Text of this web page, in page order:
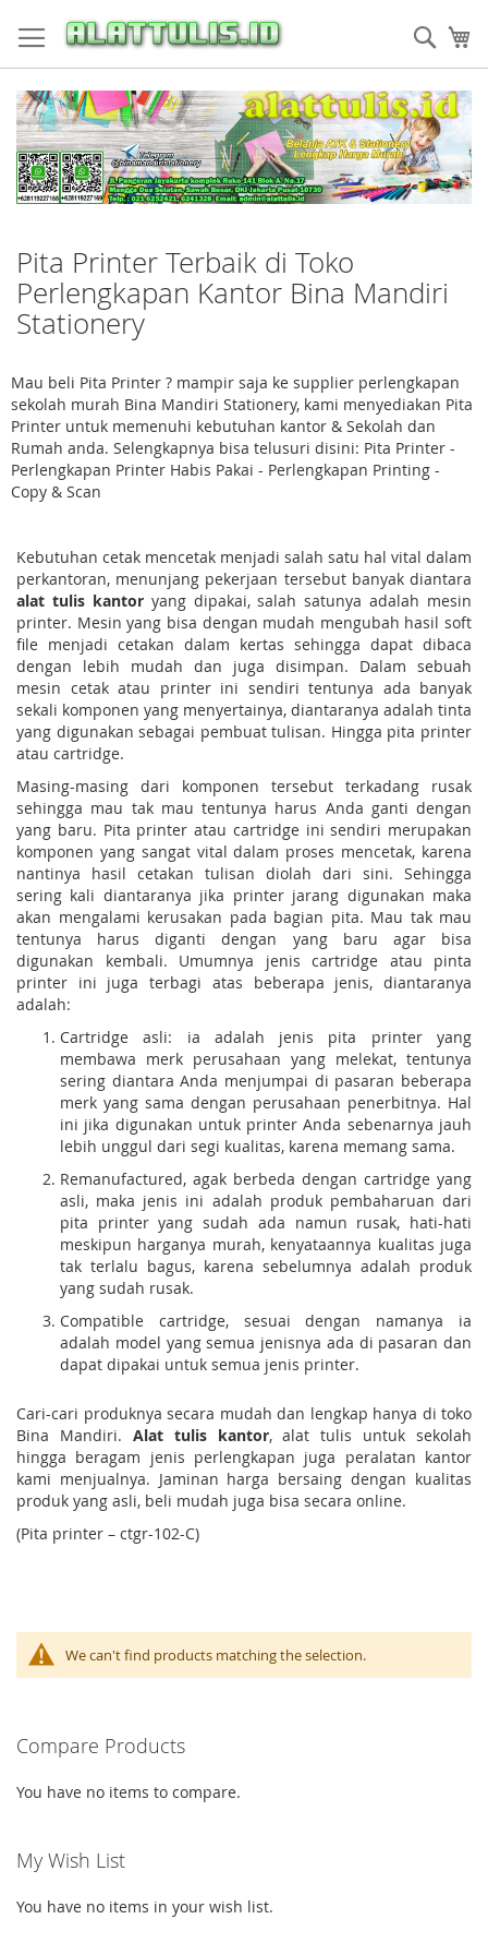
to
Content
Pita Printer Terbaik di Toko
Perlengkapan Kantor Bina Mandiri
Stationery
Mau beli Pita Printer ? mampir saja ke supplier perlengkapan
sekolah murah Bina Mandiri Stationery, kami menyediakan Pita
Printer untuk memenuhi kebutuhan kantor & Sekolah dan
Rumah anda. Selengkapnya bisa telusuri disini: Pita Printer -
Perlengkapan Printer Habis Pakai - Perlengkapan Printing -
Copy & Scan
Kebutuhan cetak mencetak menjadi salah satu hal vital dalam
perkantoran, menunjang pekerjaan tersebut banyak diantara
alat tulis kantoryang dipakai, salah satunya adalah mesin
printer. Mesin yang bisa dengan mudah mengubah hasil soft
file menjadi cetakan dalam kertas sehingga dapat dibaca
dengan lebih mudah dan juga disimpan. Dalam sebuah
mesin cetak atau printer ini sendiri tentunya ada banyak
sekali komponen yang menyertainya, diantaranya adalah tinta
yang digunakan sebagai pembuat tulisan. Hingga pita printer
atau cartridge.
Masing-masing dari komponen tersebut terkadang rusak
sehingga mau tak mau tentunya harus Anda ganti dengan
yang baru. Pita printer atau cartridge ini sendiri merupakan
komponen yang sangat vital dalam proses mencetak, karena
nantinya hasil cetakan tulisan diolah dari sini. Sehingga
sering kali diantaranya jika printer jarang digunakan maka
akan mengalami kerusakan pada bagian pita. Mau tak mau
tentunya harus diganti dengan yang baru agar bisa
digunakan kembali. Umumnya jenis cartridge atau pinta
printer ini juga terbagi atas beberapa jenis, diantaranya
adalah:
Cartridge asli: ia adalah jenis pita printer yang
membawa merk perusahaan yang melekat, tentunya
sering diantara Anda menjumpai di pasaran beberapa
merk yang sama dengan perusahaan penerbitnya. Hal
ini jika digunakan untuk printer Anda sebenarnya jauh
lebih unggul dari segi kualitas, karena memang sama.
Remanufactured, agak berbeda dengan cartridge yang
asli, maka jenis ini adalah produk pembaharuan dari
pita printer yang sudah ada namun rusak, hati-hati
meskipun harganya murah, kenyataannya kualitas juga
tak terlalu bagus, karena sebelumnya adalah produk
yang sudah rusak.
Compatible cartridge, sesuai dengan namanya ia
adalah model yang semua jenisnya ada di pasaran dan
dapat dipakai untuk semua jenis printer.
Cari-cari produknya secara mudah dan lengkap hanya di toko
Bina Mandiri. Alat tulis kantor, alat tulis untuk sekolah
hingga beragam jenis perlengkapan juga peralatan kantor
kami menjualnya. Jaminan harga bersaing dengan kualitas
produk yang asli, beli mudah juga bisa secara online.
(Pita printer – ctgr-102-C)
We can't find products matching the selection.
Compare Products
You have no items to compare.
My Wish List
You have no items in your wish list.